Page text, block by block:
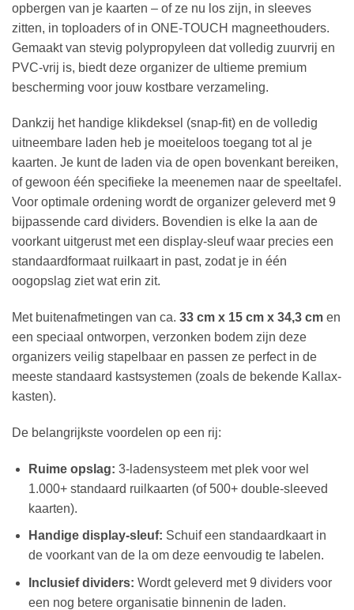
opbergen van je kaarten – of ze nu los zijn, in sleeves
zitten, in toploaders of in ONE-TOUCH magneethouders.
Gemaakt van stevig polypropyleen dat volledig zuurvrij en
PVC-vrij is, biedt deze organizer de ultieme premium
bescherming voor jouw kostbare verzameling.
Dankzij het handige klikdeksel (snap-fit) en de volledig
uitneembare laden heb je moeiteloos toegang tot al je
kaarten. Je kunt de laden via de open bovenkant bereiken,
of gewoon één specifieke la meenemen naar de speeltafel.
Voor optimale ordening wordt de organizer geleverd met 9
bijpassende card dividers. Bovendien is elke la aan de
voorkant uitgerust met een display-sleuf waar precies een
standaardformaat ruilkaart in past, zodat je in één
oogopslag ziet wat erin zit.
Met buitenafmetingen van ca. 33 cm x 15 cm x 34,3 cm en
een speciaal ontworpen, verzonken bodem zijn deze
organizers veilig stapelbaar en passen ze perfect in de
meeste standaard kastsystemen (zoals de bekende Kallax-
kasten).
De belangrijkste voordelen op een rij:
Ruime opslag: 3-ladensysteem met plek voor wel
1.000+ standaard ruilkaarten (of 500+ double-sleeved
kaarten).
Handige display-sleuf: Schuif een standaardkaart in
de voorkant van de la om deze eenvoudig te labelen.
Inclusief dividers: Wordt geleverd met 9 dividers voor
een nog betere organisatie binnenin de laden.